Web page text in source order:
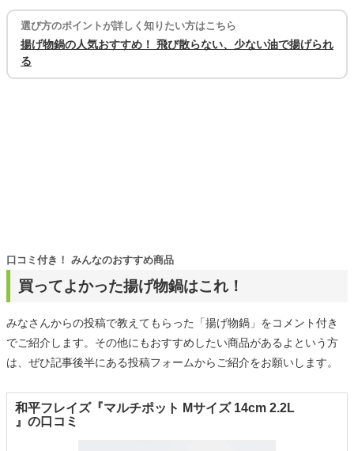
選び方のポイントが詳しく知りたい方はこちら
揚げ物鍋の人気おすすめ！ 飛び散らない、少ない油で揚げられ
る
買ってよかった揚げ物鍋はこれ！
口コミ付き！ みんなのおすすめ商品
みなさんからの投稿で教えてもらった「揚げ物鍋」をコメント付き
でご紹介します。その他にもおすすめしたい商品があるよという方
は、ぜひ記事後半にある投稿フォームからご紹介をお願いします。
和平フレイズ『マルチポット Mサイズ 14cm 2.2L
』の口コミ